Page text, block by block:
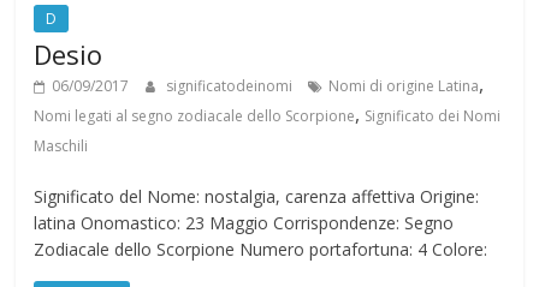
D
Desio
06/09/2017 significatodeinomi Nomi di origine Latina,
Nomi legati al segno zodiacale dello Scorpione, Significato dei Nomi
Maschili
Significato del Nome: nostalgia, carenza affettiva Origine:
latina Onomastico: 23 Maggio Corrispondenze: Segno
Zodiacale dello Scorpione Numero portafortuna: 4 Colore: